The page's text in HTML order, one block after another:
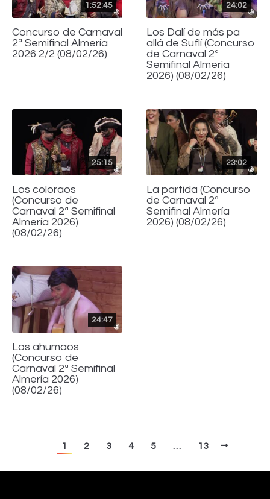
1:52:45
Concurso de Carnaval
2ª Semifinal Almería
2026 2/2 (08/02/26)
24:02
Los Dalí de más pa
allá de Suflí (Concurso
de Carnaval 2ª
Semifinal Almería
2026) (08/02/26)
25:15
Los coloraos
(Concurso de
Carnaval 2ª Semifinal
Almería 2026)
(08/02/26)
23:02
La partida (Concurso
de Carnaval 2ª
Semifinal Almería
2026) (08/02/26)
24:47
Los ahumaos
(Concurso de
Carnaval 2ª Semifinal
Almería 2026)
(08/02/26)
1 2 3 4 5 … 13